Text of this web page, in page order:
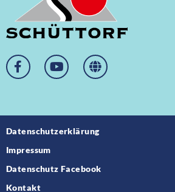
Datenschutzerklärung
Impressum
Datenschutz Facebook
Kontakt